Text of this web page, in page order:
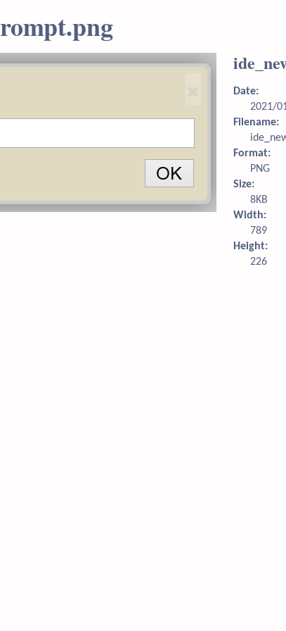
Date:
2021/
Filename:
Format:
PNG
Size:
8KB
Width:
789
Height:
226